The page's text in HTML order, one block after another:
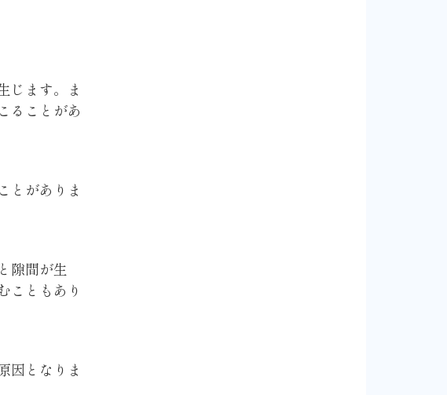
じます。ま
ることがあ
とがありま
隙間が生
こともあり
因となりま